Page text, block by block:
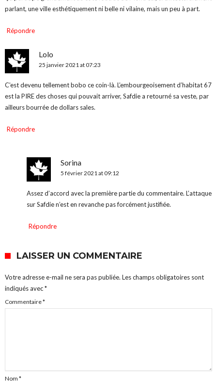
parlant, une ville esthétiquement ni belle ni vilaine, mais un peu à part.
Répondre
Lolo
25 janvier 2021 at 07:23
C’est devenu tellement bobo ce coin-là. L’embourgeoisement d’habitat 67
est la PIRE des choses qui pouvait arriver, Safdie a retourné sa veste, par
ailleurs bourrée de dollars sales.
Répondre
Sorina
5 février 2021 at 09:12
Assez d’accord avec la première partie du commentaire. L’attaque
sur Safdie n’est en revanche pas forcément justifiée.
Répondre
LAISSER UN COMMENTAIRE
Votre adresse e-mail ne sera pas publiée. Les champs obligatoires sont
indiqués avec*
Commentaire*
Nom *